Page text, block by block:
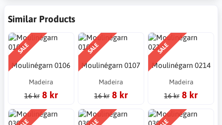
Similar Products
SALE
Moulinégarn 0106
Madeira
16 kr 8 kr
SALE
Moulinégarn 0107
Madeira
16 kr 8 kr
SALE
Moulinégarn 0214
Madeira
16 kr 8 kr